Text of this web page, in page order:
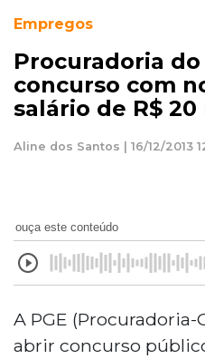
Empregos
Procuradoria
concurso com
salário de R$ 20
Aline dos Santos | 16/12/2013
ouça este conteúdo
A PGE (Procuradoria-
abrir concurso